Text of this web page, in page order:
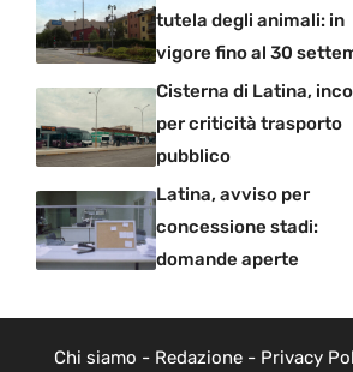
tutela degli animali: in
vigore fino al 30
Cisterna di Latina,
per criticità trasporto
pubblico
Latina, avviso per
concessione stadi:
domande aperte
Chi siamo - Redazione- Privacy